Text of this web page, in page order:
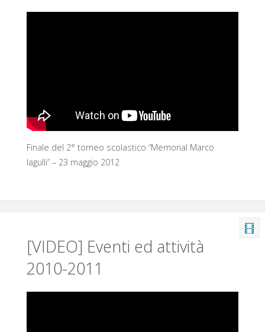
Finale del 2° torneo scolastico “Memorial Marco
Iagulli” – 23 maggio 2012
[VIDEO] Eventi ed attività
2010-2011